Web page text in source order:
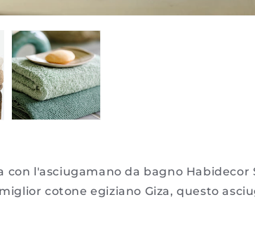
l'asciugamano da bagno Habidecor
cotone egiziano Giza, questo